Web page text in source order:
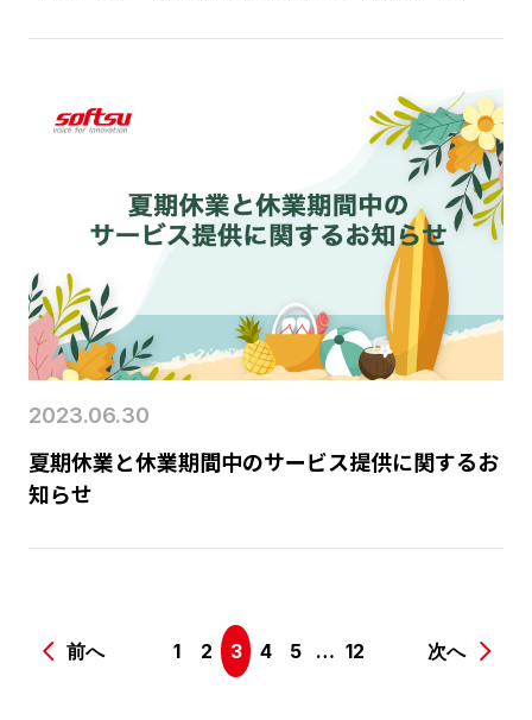
2023.06.30
夏期休業と休業期間中のサービス提供に関するお
知らせ
前へ 1 2 3 4 5 … 12 次へ